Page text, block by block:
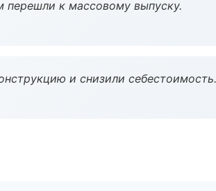
перешли к массовому выпуску.
и снизили себестоимость.